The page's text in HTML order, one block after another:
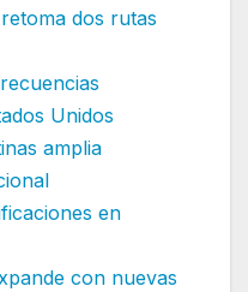
dos rutas
Unidos
amplia
en
con nuevas